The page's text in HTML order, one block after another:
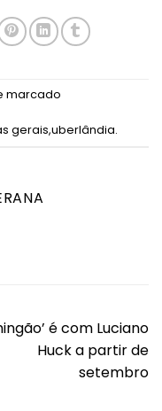
marcado
gerais,uberlândia.
é com Luciano
Huck a partir de
setembro